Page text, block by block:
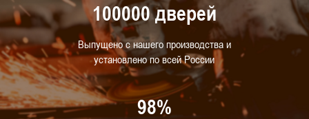
100000 дверей
Выпущено с нашего производства и
установлено по всей России
98%